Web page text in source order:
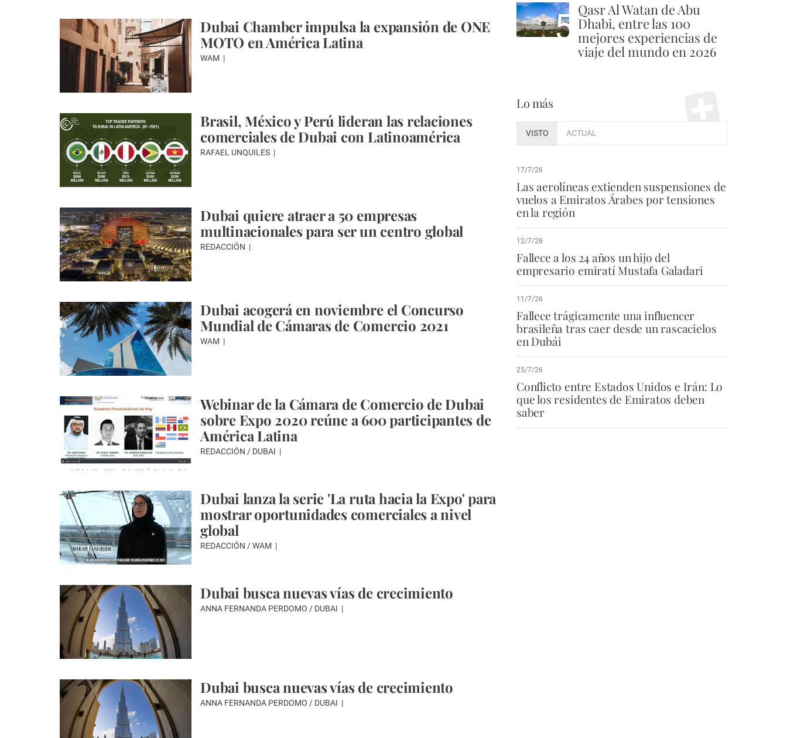
Dubai Chamber impulsa la expansión de ONE
MOTO en América Latina
WAM
Brasil, México y Perú lideran las relaciones
comerciales de Dubai con Latinoamérica
RAFAEL UNQUILES
Dubai quiere atraer a 50 empresas
multinacionales para ser un centro global
REDACCIÓN
Dubai acogerá en noviembre el Concurso
Mundial de Cámaras de Comercio 2021
WAM
Webinar de la Cámara de Comercio de Dubai
sobre Expo 2020 reúne a 600 participantes de
América Latina
REDACCIÓN / DUBAI
Dubai lanza la serie 'La ruta hacia la Expo' para
mostrar oportunidades comerciales a nivel
global
REDACCIÓN / WAM
Dubai busca nuevas vías de crecimiento
ANNA FERNANDA PERDOMO / DUBAI
Dubai busca nuevas vías de crecimiento
ANNA FERNANDA PERDOMO / DUBAI
5 Qasr Al Watan de Abu
Dhabi, entre las 100
mejores experiencias de
viaje del mundo en 2026
Lo más
VISTO ACTUAL
17/7/26
Las aerolíneas extienden suspensiones de
vuelos a Emiratos Árabes por tensiones
en la región
12/7/26
Fallece a los 24 años un hijo del
empresario emiratí Mustafa Galadari
11/7/26
Fallece trágicamente una influencer
brasileña tras caer desde un rascacielos
en Dubái
25/7/26
Conflicto entre Estados Unidos e Irán: Lo
que los residentes de Emiratos deben
saber